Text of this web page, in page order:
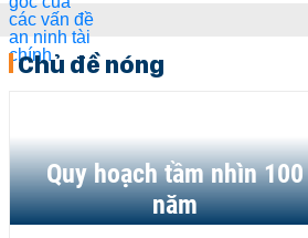
Chủ đề nóng
Quy hoạch tầm nhìn 100
năm